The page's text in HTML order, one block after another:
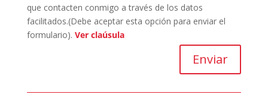
que contacten conmigo a través de los datos
facilitados.(Debe aceptar esta opción para enviar el
formulario).Ver claúsula
Enviar